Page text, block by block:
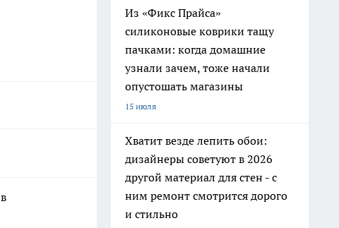
Из «Фикс Прайса»
силиконовые коврики тащу
пачками: когда домашние
узнали зачем, тоже начали
опустошать магазины
15 июля
Хватит везде лепить обои:
дизайнеры советуют в 2026
другой материал для стен - с
ним ремонт смотрится дорого
и стильно